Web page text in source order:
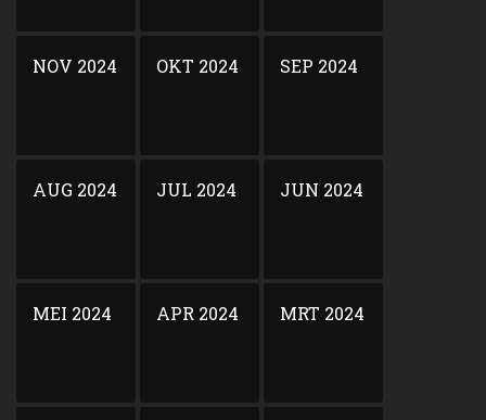
NOV 2024 OKT 2024 SEP 2024
AUG 2024 JUL 2024 JUN 2024
MEI 2024 APR 2024 MRT 2024